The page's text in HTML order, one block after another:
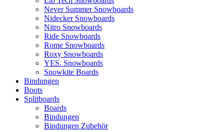
Never Summer Snowboards
Nidecker Snowboards
Nitro Snowboards
Ride Snowboards
Rome Snowboards
Roxy Snowboards
YES. Snowboards
Snowkite Boards
Bindungen
Boots
Splitboards
Boards
Bindungen
Bindungen Zubehör